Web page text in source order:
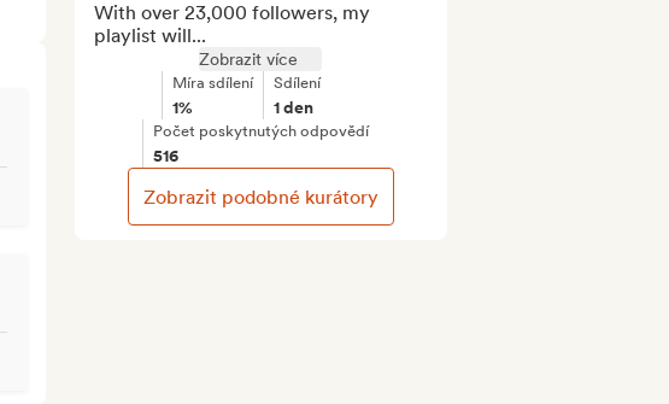
With over 23,000 followers, my
playlist will...
Zobrazit více
Míra sdílení
1%
Sdílení
1 den
Počet poskytnutých odpovědí
516
Zobrazit podobné kurátory